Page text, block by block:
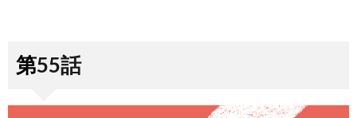
第55話